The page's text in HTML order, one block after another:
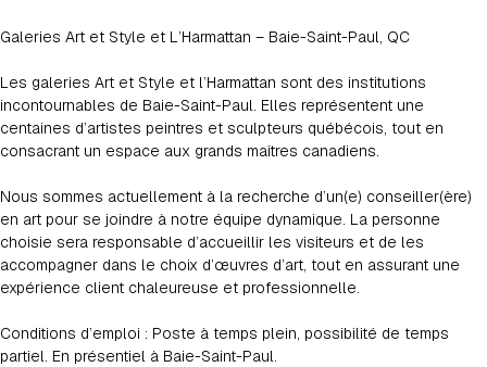
Galeries Art et Style et L’Harmattan – Baie-Saint-Paul, QC
Les galeries Art et Style et l’Harmattan sont des institutions
incontournables de Baie-Saint-Paul. Elles représentent une
centaines d’artistes peintres et sculpteurs québécois, tout en
consacrant un espace aux grands maîtres canadiens.
Nous sommes actuellement à la recherche d’un(e) conseiller(ère)
en art pour se joindre à notre équipe dynamique. La personne
choisie sera responsable d’accueillir les visiteurs et de les
accompagner dans le choix d’œuvres d’art, tout en assurant une
expérience client chaleureuse et professionnelle.
Conditions d’emploi : Poste à temps plein, possibilité de temps
partiel. En présentiel à Baie-Saint-Paul.